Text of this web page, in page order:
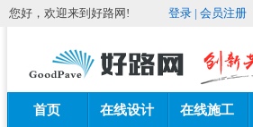
您好，欢迎来到好路网! 登录 | 会员注册
首页 在线设计 在线施工